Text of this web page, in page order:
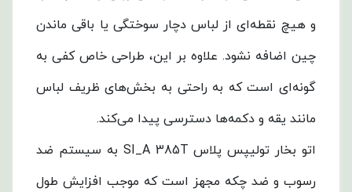
و هیچ نقطه‌ای از لباس دچار سوختگی یا باقی ماندن
چین اضافه نشود. علاوه بر این، طراحی خاص کفی به
گونه‌ای است که به راحتی به بخش‌های ظریف لباس
مانند یقه و دکمه‌ها دسترسی پیدا می‌کند.
اتو بخار تولیپس پلاس SI_A 385T به سیستم ضد
رسوب و ضد چکه مجهز است که موجب افزایش طول